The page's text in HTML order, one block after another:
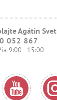
Agátin Svet
052 867
9:00 - 15:00